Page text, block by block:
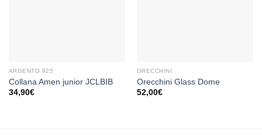
ARGENTO 925
Collana Amen junior JCLBIB
34,90€
ORECCHINI
Orecchini Glass Dome
52,00€